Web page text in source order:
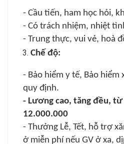
- Cầu tiến, ham học hỏi,
- Có trách nhiệm, nhiệt
- Trung thực, vui vẻ, hoà
Chế độ:
- Bảo hiểm y tế, Bảo hiểm
quy định.
- Lương cao, tăng đều,
12.000.000
- Thưởng Lễ, Tết, hỗ trợ
ở miễn phí nếu GV ở xa,